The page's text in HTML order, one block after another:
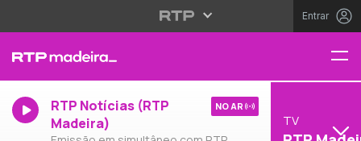
Entrar
RTP Notícias (RTP
Madeira)
NO AR
TV